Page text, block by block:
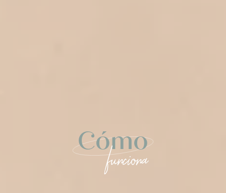
Cómo
funciona